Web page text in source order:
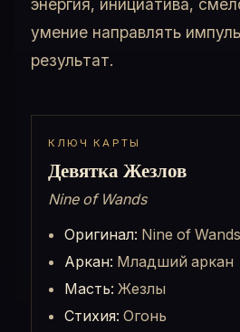
умение направлять
результат.
КЛЮЧ КАРТЫ
Девятка Жезлов
Nine of Wands
Оригинал: Nine of Wands
Аркан: Младший аркан
Масть: Жезлы
Стихия: Огонь